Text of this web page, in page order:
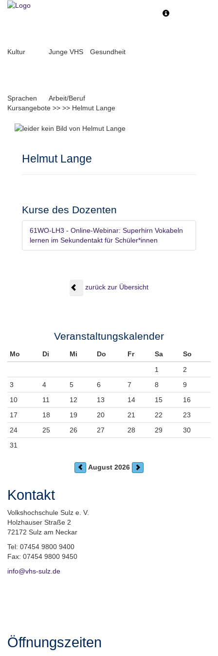
Toggle
Kultur Junge VHS Gesundheit
Sprachen
Arbeit/Beruf
Kursangebote >> >> Helmut Lange
Helmut Lange
Kurse des Dozenten
61WO-LH3 - Online-Webinar: Superhirn Vokabeln
lernen im Sekundentakt für Schüler*innen
zurück zur Übersicht
Veranstaltungskalender
Mo Di Mi Do Fr Sa
So
1
2
3
4 5 6 7 8
9
10
11 12 13 14 15
16
17
18 19 20 21 22
23
24
25 26 27 28 29
30
31
August 2026
Kontakt
Volkshochschule Sulz e. V.
Holzhauser Straße 2
72172 Sulz am Neckar
Tel: 07454 9800 9400
Fax: 07454 9800 9450
info@vhs-sulz.de
Öffnungszeiten